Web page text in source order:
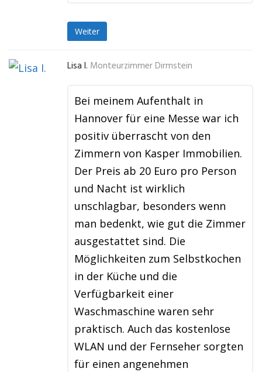
Weiter
Lisa I. Monteurzimmer Dirmstein
Bei meinem Aufenthalt in
Hannover für eine Messe war ich
positiv überrascht von den
Zimmern von Kasper Immobilien.
Der Preis ab 20 Euro pro Person
und Nacht ist wirklich
unschlagbar, besonders wenn
man bedenkt, wie gut die Zimmer
ausgestattet sind. Die
Möglichkeiten zum Selbstkochen
in der Küche und die
Verfügbarkeit einer
Waschmaschine waren sehr
praktisch. Auch das kostenlose
WLAN und der Fernseher sorgten
für einen angenehmen